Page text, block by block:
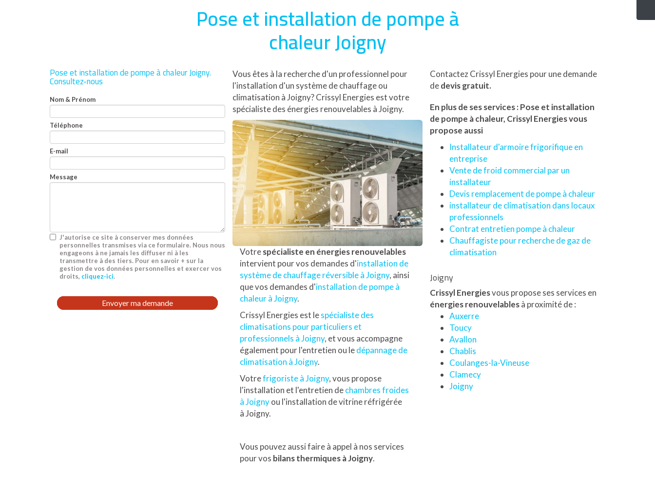
Pose et installation de pompe à
chaleur Joigny
Pose et installation de pompe à chaleur Joigny.
Consultez-nous
Nom & Prénom
Téléphone
E-mail
Message
J'autorise ce site à conserver mes données
personnelles transmises via ce formulaire. Nous nous
engageons à ne jamais les diffuser ni à les
transmettre à des tiers. Pour en savoir + sur la
gestion de vos données personnelles et exercer vos
droits, cliquez-ici.
RGPD
Envoyer ma demande
Vous êtes à la recherche d'un professionnel pour
l'installation d'un système de chauffage ou
climatisation à Joigny? Crissyl Energies est votre
spécialiste des énergies renouvelables à Joigny.
Votrespécialiste en énergies renouvelables
intervient pour vos demandes d'installation de
système de chauffage réversible à Joigny, ainsi
que vos demandes d'installation de pompe à
chaleur à Joigny.
Crissyl Energies est lespécialiste des
climatisations pour particuliers et
professionnels à Joigny, et vous accompagne
également pour l'entretien ou ledépannage de
climatisation à Joigny.
Votrefrigoriste à Joigny, vous propose
l'installation et l'entretien dechambres froides
à Joignyou l'installation de vitrine réfrigérée
à Joigny.
Vous pouvez aussi faire à appel à nos services
pour vos bilans thermiques à Joigny.
Contactez Crissyl Energies pour une demande
dedevis gratuit.
En plus de ses services : Pose et installation
de pompe à chaleur, Crissyl Energies vous
propose aussi
Installateur d'armoire frigorifique en
entreprise
Vente de froid commercial par un
installateur
Devis remplacement de pompe à chaleur
installateur de climatisation dans locaux
professionnels
Contrat entretien pompe à chaleur
Chauffagiste pour recherche de gaz de
climatisation
Joigny
Crissyl Energiesvous propose ses services en
énergies renouvelablesà proximité de :
Auxerre
Toucy
Avallon
Chablis
Coulanges-la-Vineuse
Clamecy
Joigny